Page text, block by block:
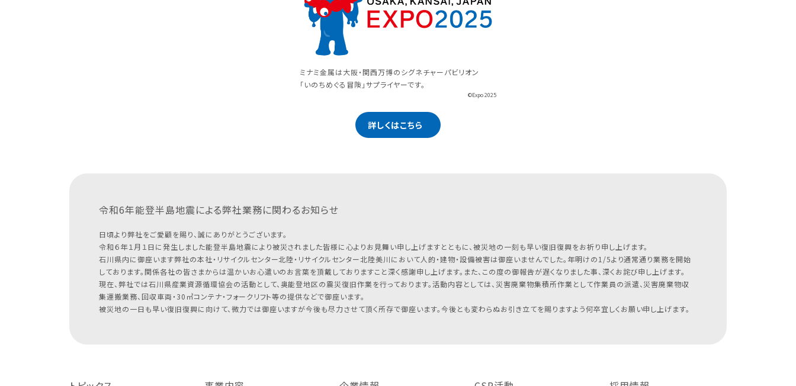
ミナミ金属は大阪・関西万博のシグネチャーパビリオン
「いのちめぐる冒険」サプライヤーです。
©Expo 2025
詳しくはこちら
令和6年能登半島地震による弊社業務に関わるお知らせ
日頃より弊社をご愛顧を賜り、誠にありがとうございます。
令和６年１月１日に発生しました能登半島地震により被災されました皆様に心よりお見舞い申し上げますとともに、被災地の一刻も早い復旧復興をお祈り申し上げます。
石川県内に御座います弊社の本社・リサイクルセンター北陸・リサイクルセンター北陸美川において人的・建物・設備被害は御座いませんでした。年明けの1/5より通常通り業務を開始
しております。関係各社の皆さまからは温かいお心遣いのお言葉を頂戴しておりますこと深く感謝申し上げます。また、この度の御報告が遅くなりました事、深くお詫び申し上げます。
現在、弊社では石川県産業資源循環協会の活動として、奥能登地区の震災復旧作業を行っております。活動内容としては、災害廃棄物集積所作業として作業員の派遣、災害廃棄物収
集運搬業務、回収車両・30㎥コンテナ・フォークリフト等の提供などで御座います。
被災地の一日も早い復旧復興に向けて、微力では御座いますが今後も尽力させて頂く所存で御座います。今後とも変わらぬお引き立てを賜りますよう何卒宜しくお願い申し上げます。